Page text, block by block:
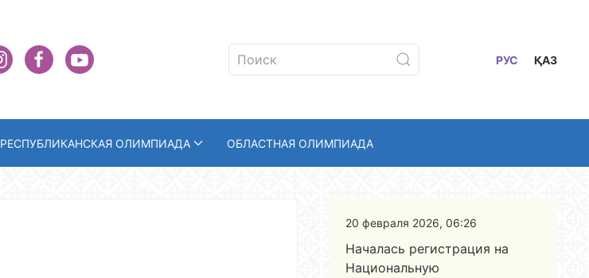
РУС ҚАЗ
РЕСПУБЛИКАНСКАЯ ОЛИМПИАДА ОБЛАСТНАЯ ОЛИМПИАДА
20 февраля 2026, 06:26
Началась регистрация на
Национальную